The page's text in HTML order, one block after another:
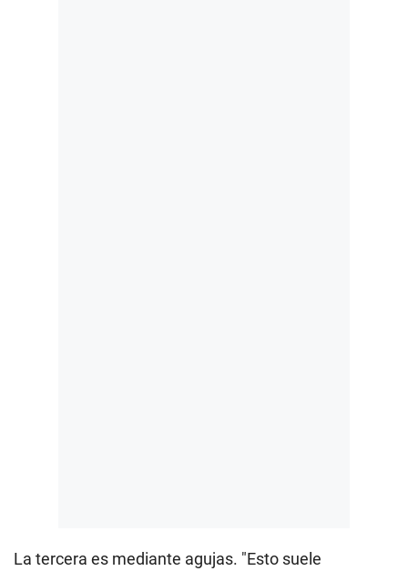
La tercera es mediante agujas. "Esto suele